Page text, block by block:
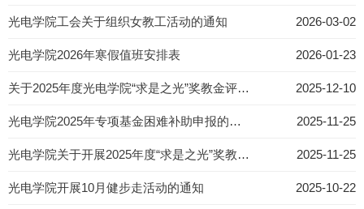
光电学院工会关于组织女教工活动的通知 2026-03-02
光电学院2026年寒假值班安排表 2026-01-23
关于2025年度光电学院“求是之光”奖教金评选结果的公示 2025-12-10
光电学院2025年专项基金困难补助申报的通知 2025-11-25
光电学院关于开展2025年度“求是之光”奖教金评选的通知 2025-11-25
光电学院开展10月健步走活动的通知 2025-10-22